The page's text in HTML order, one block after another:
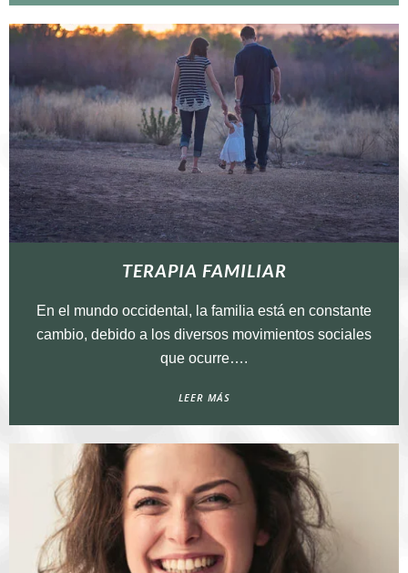
TERAPIA FAMILIAR
En el mundo occidental, la familia está en constante
cambio, debido a los diversos movimientos sociales
que ocurre….
LEER MÁS